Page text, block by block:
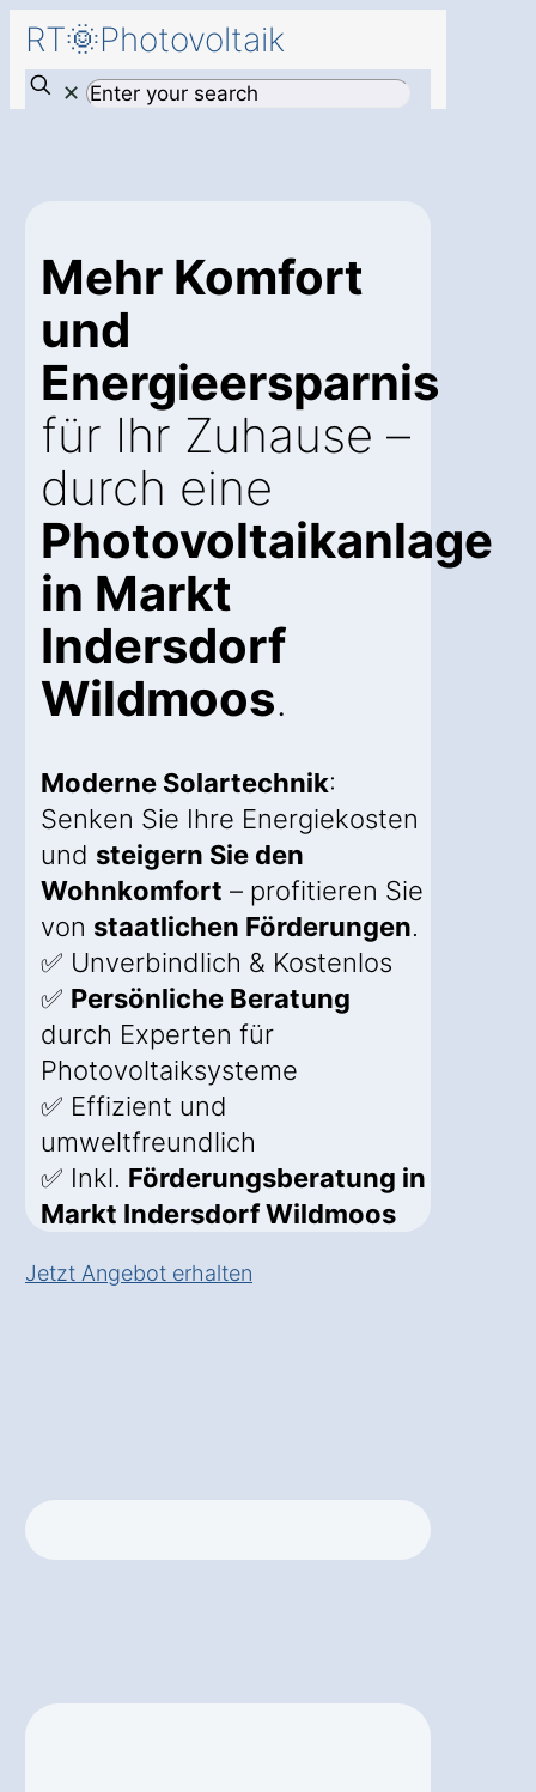
RT🌞Photovoltaik
✕
Mehr Komfort
und
Energieersparnis
für Ihr Zuhause –
durch eine
Photovoltaikanlage
in Markt
Indersdorf
Wildmoos.
Moderne Solartechnik:
Senken Sie Ihre Energiekosten
und steigern Sie den
Wohnkomfort – profitieren Sie
von staatlichen Förderungen.
✅ Unverbindlich & Kostenlos
✅ Persönliche Beratung
durch Experten für
Photovoltaiksysteme
✅ Effizient und
umweltfreundlich
✅ Inkl. Förderungsberatung in
Markt Indersdorf Wildmoos
Jetzt Angebot erhalten